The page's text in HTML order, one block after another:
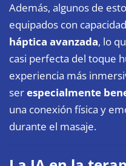
Además, algunos de
equipados con
háptica avanzada, lo
casi perfecta del toque
experiencia más
serespecialmente
una conexión física y
durante el masaje.